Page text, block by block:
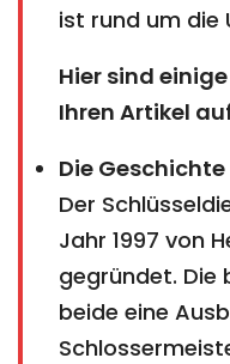
ist rund um die
Hier sind
Ihren Artikel
Die
Der
Jahr 1997 von
gegründet. Die
beide eine